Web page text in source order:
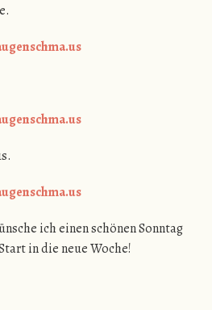
ich einen schönen Sonntag
in die neue Woche!